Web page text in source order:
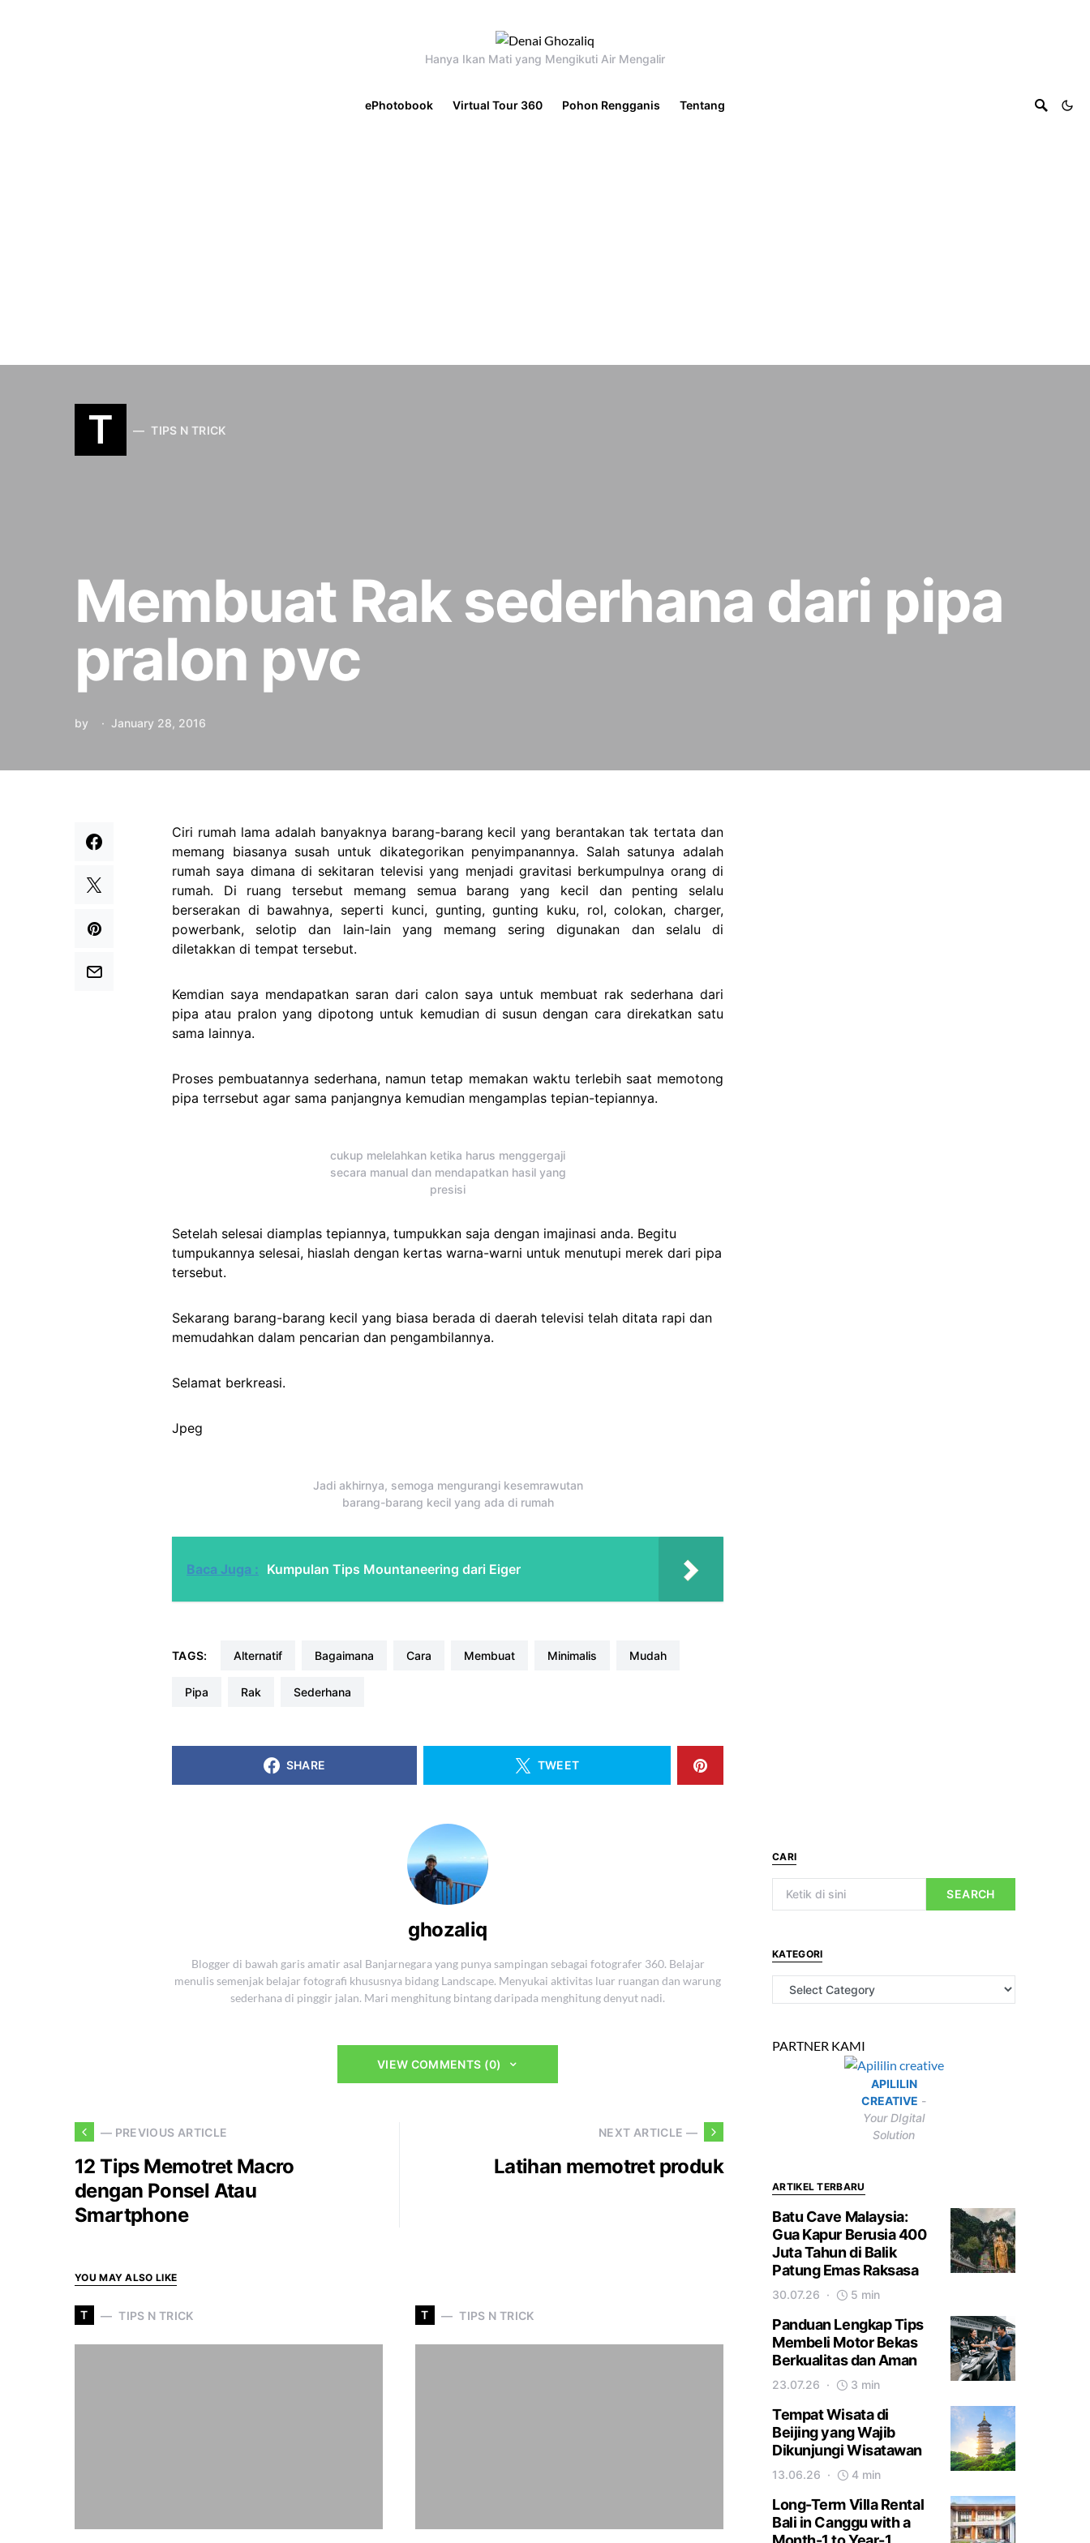
Hanya Ikan Mati yang Mengikuti Air Mengalir
ePhotobook Virtual Tour 360 Pohon Rengganis Tentang
T TIPS N TRICK
Membuat Rak sederhana dari pipa
pralon pvc
by January 28, 2016
Ciri rumah lama adalah banyaknya barang-barang kecil yang berantakan tak tertata dan
memang biasanya susah untuk dikategorikan penyimpanannya. Salah satunya adalah
rumah saya dimana di sekitaran televisi yang menjadi gravitasi berkumpulnya orang di
rumah. Di ruang tersebut memang semua barang yang kecil dan penting selalu
berserakan di bawahnya, seperti kunci, gunting, gunting kuku, rol, colokan, charger,
powerbank, selotip dan lain-lain yang memang sering digunakan dan selalu di
diletakkan di tempat tersebut.
Kemdian saya mendapatkan saran dari calon saya untuk membuat rak sederhana dari
pipa atau pralon yang dipotong untuk kemudian di susun dengan cara direkatkan satu
sama lainnya.
Proses pembuatannya sederhana, namun tetap memakan waktu terlebih saat memotong
pipa terrsebut agar sama panjangnya kemudian mengamplas tepian-tepiannya.
cukup melelahkan ketika harus menggergaji
secara manual dan mendapatkan hasil yang
presisi
Setelah selesai diamplas tepiannya, tumpukkan saja dengan imajinasi anda. Begitu
tumpukannya selesai, hiaslah dengan kertas warna-warni untuk menutupi merek dari pipa
tersebut.
Sekarang barang-barang kecil yang biasa berada di daerah televisi telah ditata rapi dan
memudahkan dalam pencarian dan pengambilannya.
Selamat berkreasi.
Jpeg
Jadi akhirnya, semoga mengurangi kesemrawutan
barang-barang kecil yang ada di rumah
Baca Juga : Kumpulan Tips Mountaneering dari Eiger
TAGS: alternatif bagaimana cara membuat minimalis mudah
pipa rak sederhana
SHARE TWEET
ghozaliq
Blogger di bawah garis amatir asal Banjarnegara yang punya sampingan sebagai fotografer 360. Belajar
menulis semenjak belajar fotografi khususnya bidang Landscape. Menyukai aktivitas luar ruangan dan warung
sederhana di pinggir jalan. Mari menghitung bintang daripada menghitung denyut nadi.
VIEW COMMENTS (0)
— PREVIOUS ARTICLE
12 Tips Memotret Macro
dengan Ponsel Atau
Smartphone
NEXT ARTICLE —
Latihan memotret produk
YOU MAY ALSO LIKE
T TIPS N TRICK T TIPS N TRICK
CARI
SEARCH
KATEGORI
PARTNER KAMI
APILILIN
CREATIVE -
Your DIgital
Solution
ARTIKEL TERBARU
Batu Cave Malaysia:
Gua Kapur Berusia 400
Juta Tahun di Balik
Patung Emas Raksasa
30.07.26 5 min
Panduan Lengkap Tips
Membeli Motor Bekas
Berkualitas dan Aman
23.07.26 3 min
Tempat Wisata di
Beijing yang Wajib
Dikunjungi Wisatawan
13.06.26 4 min
Long-Term Villa Rental
Bali in Canggu with a